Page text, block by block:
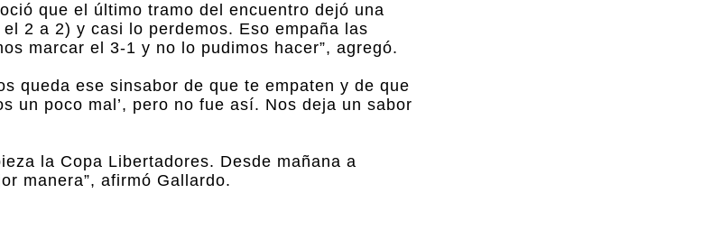
que el último tramo del encuentro dejó una
2 a 2) y casi lo perdemos. Eso empaña las
marcar el 3-1 y no lo pudimos hacer”, agregó.
queda ese sinsabor de que te empaten y de que
un poco mal’, pero no fue así. Nos deja un sabor
la Copa Libertadores. Desde mañana a
manera”, afirmó Gallardo.